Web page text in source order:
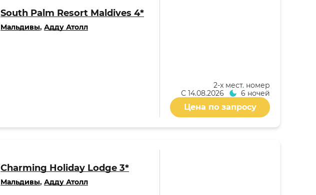
South Palm Resort Maldives 4*
Мальдивы, Адду Атолл
2-x мест. номер
С 14.08.2026 6 ночей
Цена по запросу
Charming Holiday Lodge 3*
Мальдивы, Адду Атолл